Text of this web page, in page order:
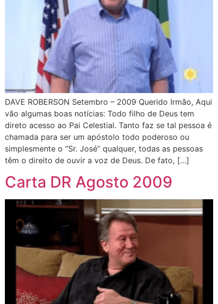
DAVE ROBERSON Setembro – 2009 Querido Irmão, Aqui
vão algumas boas notícias: Todo filho de Deus tem
direto acesso ao Pai Celestial. Tanto faz se tal pessoa é
chamada para ser um apóstolo todo poderoso ou
simplesmente o “Sr. José” qualquer, todas as pessoas
têm o direito de ouvir a voz de Deus. De fato, […]
Carta DR Agosto 2009